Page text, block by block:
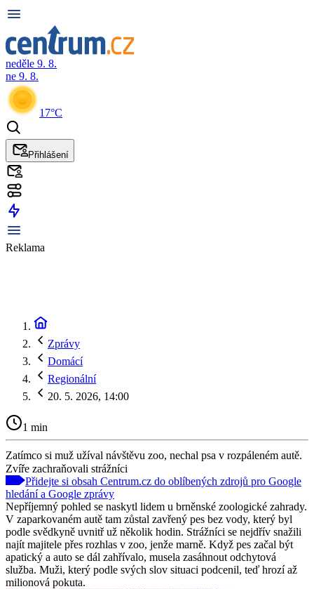
neděle 9. 8.
ne 9. 8.
17°C
Přihlášení
Reklama
Zprávy
Domácí
Regionální
20. 5. 2026, 14:00
1 min
Zatímco si muž užíval návštěvu zoo, nechal psa v rozpáleném autě.
Zvíře zachraňovali strážníci
Přidejte si obsah Centrum.cz do oblíbených zdrojů pro Google
hledání a Google zprávy
Nepříjemný pohled se naskytl lidem u brněnské zoologické zahrady.
V zaparkovaném autě tam zůstal zavřený pes bez vody, který byl
podle svědkyně uvnitř už několik hodin. Strážníci se nejdřív snažili
najít majitele přes rozhlas v zoo, jenže marně. Když pes začal být
apatický a auto se dál zahřívalo, musela zasáhnout odchytová
služba. Muži, který podle svých slov situaci podcenil, teď hrozí až
milionová pokuta.